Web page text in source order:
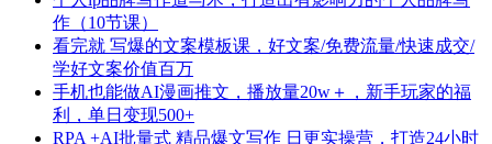
作（10节课）
看完就 写爆的文案模板课，好文案/免费流量/快速成交/
学好文案价值百万
手机也能做AI漫画推文，播放量20w＋，新手玩家的福
利，单日变现500+
RPA +AI批量式 精品爆文写作 日更实操营，打造24小时